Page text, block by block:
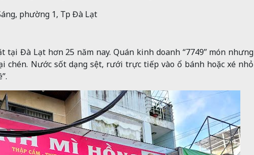
phường 1, Tp Đà Lạt
tại Đà Lạt hơn 25 năm nay. Quán kinh doanh “7749” món nhưng
chén. Nước sốt dạng sệt, rưới trực tiếp vào ổ bánh hoặc xé nhỏ